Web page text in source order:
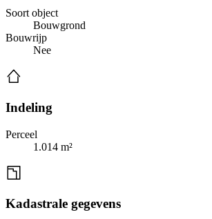
Soort object
Bouwgrond
Bouwrijp
Nee
Indeling
Perceel
1.014 m²
Kadastrale gegevens